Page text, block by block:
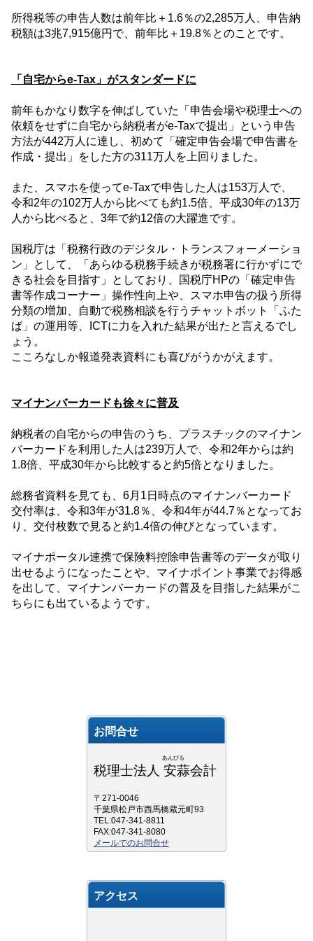
所得税等の申告人数は前年比＋ 1.6％の2,285万人、申告納
税額は3兆7,915億円で、前年比＋ 19.8％とのことです。
「自宅からe-Tax 」がスタンダードに
前年もかなり数字を伸ばしていた「申告会場や税理士への
依頼をせずに自宅から納税者がe-Taxで提出」という申告
方法が442万人に達し、初めて「確定申告会場で申告書を
作成・提出」をした方の311万人を上回りました。
また、スマホを使ってe-Taxで申告した人は153万人で、
令和2年の102万人から比べても約1.5倍、平成30年の13万
人から比べると、 3年で約12倍の大躍進です。
国税庁は「税務行政のデジタル・トランスフォーメーショ
ン」として、「あらゆる税務手続きが税務署に行かずにで
きる社会を目指す」としており、国税庁HPの「確定申告
書等作成コーナー」操作性向上や、スマホ申告の扱う所得
分類の増加、自動で税務相談を行うチャットボット「ふた
ば」の運用等、
ICTに力を入れた結果が出たと言えるでし
ょう。
こころなしか報道発表資料にも喜びがうかがえます。
マイナンバーカードも徐々に普及
納税者の自宅からの申告のうち、プラスチックのマイナン
バーカードを利用した人は239万人で、令和2年からは約
1.8倍、平成30年から比較すると約5倍となりました。
総務省資料を見ても、 6月 1 日時点のマイナンバーカード
交付率は、令和3年が31.8％、令和4年が44.7％となってお
り、交付枚数で見ると約1.4倍の伸びとなっています。
マイナポータル連携で保険料控除申告書等のデータが取り
出せるようになったことや、マイナポイント事業でお得感
を出して、マイナンバーカードの普及を目指した結果がこ
ちらにも出ているようです。
お問合せ
あんびる
税理士法人 安蒜会計
〒271-0046
千葉県松戸市西馬橋蔵元町93
TEL:047-341-8811
FAX:047-341-8080
メールでのお問合せ
アクセス